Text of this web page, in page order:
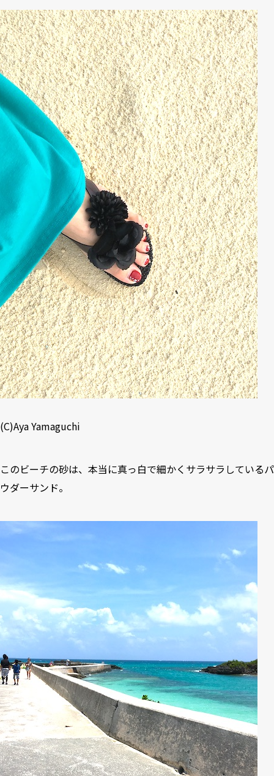
(C)Aya Yamaguchi
このビーチの砂は、本当に真っ白で細かくサラサラしているパ
ウダーサンド。